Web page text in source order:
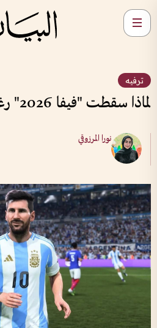
ترفيه
لماذا سقطت "فيفا 2026" رغم كل الضجيج؟
نورا المرزوقي